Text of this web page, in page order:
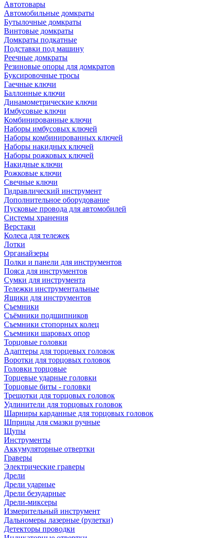
Автотовары
Автомобильные домкраты
Бутылочные домкраты
Винтовые домкраты
Домкраты подкатные
Подставки под машину
Реечные домкраты
Резиновые опоры для домкратов
Буксировочные тросы
Гаечные ключи
Баллонные ключи
Динамометрические ключи
Имбусовые ключи
Комбинированные ключи
Наборы имбусовых ключей
Наборы комбинированных ключей
Наборы накидных ключей
Наборы рожковых ключей
Накидные ключи
Рожковые ключи
Свечные ключи
Гидравлический инструмент
Дополнительное оборудование
Пусковые провода для автомобилей
Системы хранения
Верстаки
Колеса для тележек
Лотки
Органайзеры
Полки и панели для инструментов
Пояса для инструментов
Сумки для инструмента
Тележки инструментальные
Ящики для инструментов
Съемники
Съёмники подшипников
Съемники стопорных колец
Съемники шаровых опор
Торцовые головки
Адаптеры для торцевых головок
Воротки для торцовых головок
Головки торцовые
Торцевые ударные головки
Торцовые биты - головки
Трещотки для торцовых головок
Удлинители для торцовых головок
Шарниры карданные для торцовых головок
Шприцы для смазки ручные
Щупы
Инструменты
Аккумуляторные отвертки
Граверы
Электрические граверы
Дрели
Дрели ударные
Дрели безударные
Дрели-миксеры
Измерительный инструмент
Дальномеры лазерные (рулетки)
Детекторы проводки